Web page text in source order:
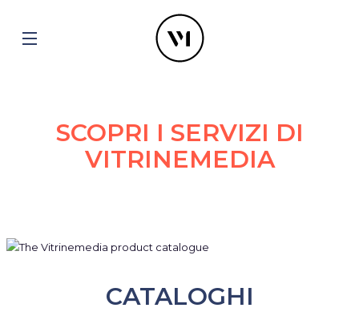
SCOPRI I SERVIZI DI
VITRINEMEDIA
CATALOGHI